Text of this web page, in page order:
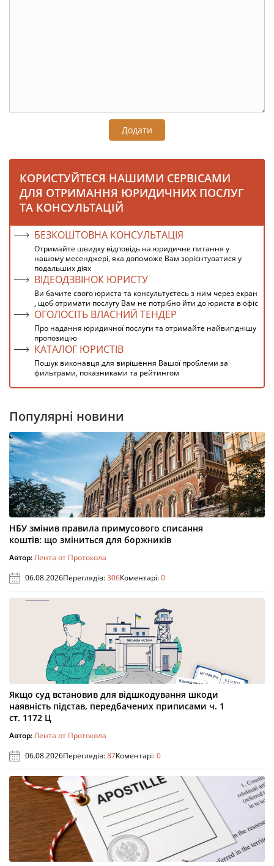
Додати
КОРИСТУЙТЕСЯ НАШИМИ СЕРВІСАМИ
ДЛЯ ОТРИМАННЯ ЮРИДИЧНИХ ПОСЛУГ
ТА КОНСУЛЬТАЦІЙ
БЕЗКОШТОВНА КОНСУЛЬТАЦІЯ
Отримайте швидку відповідь на юридичне питання у
нашому месенджері, яка допоможе Вам зорієнтуватися у
подальших діях
ВІДЕОДЗВІНОК ЮРИСТУ
Ви бачите свого юриста та консультуєтесь з ним через екран
, щоб отримати послугу Вам не потрібно йти до юриста в офіс
ОГОЛОСІТЬ ВЛАСНИЙ ТЕНДЕР
Про надання юридичної послуги та отримайте найвигіднішу
пропозицію
КАТАЛОГ ЮРИСТІВ
Пошук виконавця для вирішення Вашої проблеми за
фильтрами, показниками та рейтингом
Популярні новини
НБУ змінив правила примусового списання
коштів: що зміниться для боржників
Автор:Лента от Протокола
06.08.2026Переглядів:306Коментарі:0
Якщо суд встановив для відшкодування шкоди
наявність підстав, передбачених приписами ч. 1
ст. 1172 Ц
Автор:Лента от Протокола
06.08.2026Переглядів:87Коментарі:0